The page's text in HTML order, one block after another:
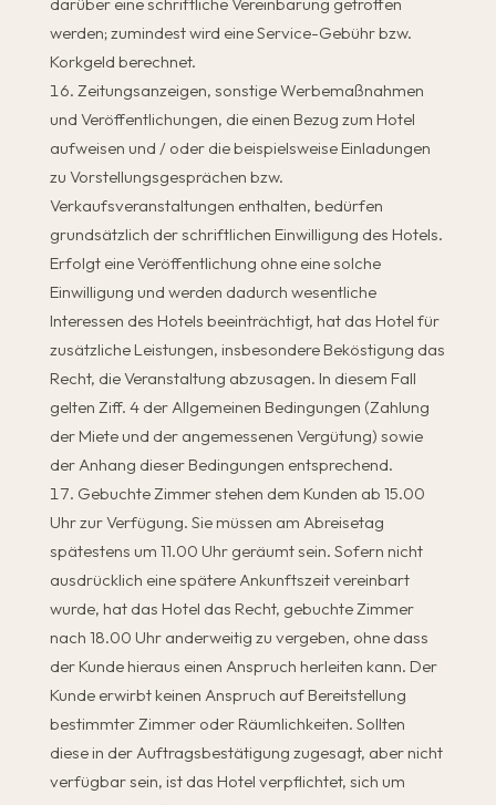
werden; zumindest wird eine Service-Gebühr bzw.
Korkgeld berechnet.
Zeitungsanzeigen, sonstige Werbemaßnahmen
und Veröffentlichungen, die einen Bezug zum Hotel
aufweisen und / oder die beispielsweise Einladungen
zu Vorstellungsgesprächen bzw.
Verkaufsveranstaltungen enthalten, bedürfen
grundsätzlich der schriftlichen Einwilligung des Hotels.
Erfolgt eine Veröffentlichung ohne eine solche
Einwilligung und werden dadurch wesentliche
Interessen des Hotels beeinträchtigt, hat das Hotel für
zusätzliche Leistungen, insbesondere Beköstigung das
Recht, die Veranstaltung abzusagen. In diesem Fall
gelten Ziff. 4 der Allgemeinen Bedingungen (Zahlung
der Miete und der angemessenen Vergütung) sowie
der Anhang dieser Bedingungen entsprechend.
Gebuchte Zimmer stehen dem Kunden ab 15.00
Uhr zur Verfügung. Sie müssen am Abreisetag
spätestens um 11.00 Uhr geräumt sein. Sofern nicht
ausdrücklich eine spätere Ankunftszeit vereinbart
wurde, hat das Hotel das Recht, gebuchte Zimmer
nach 18.00 Uhr anderweitig zu vergeben, ohne dass
der Kunde hieraus einen Anspruch herleiten kann. Der
Kunde erwirbt keinen Anspruch auf Bereitstellung
bestimmter Zimmer oder Räumlichkeiten. Sollten
diese in der Auftragsbestätigung zugesagt, aber nicht
verfügbar sein, ist das Hotel verpflichtet, sich um